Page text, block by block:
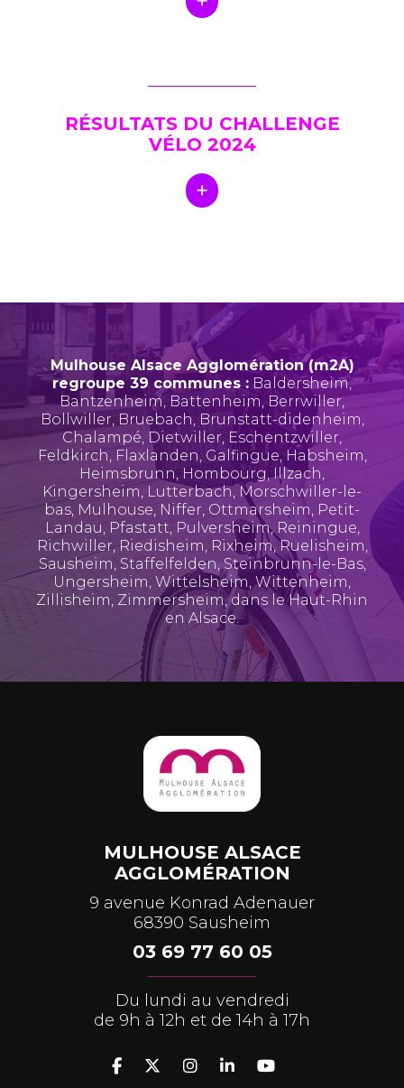
RÉSULTATS DU CHALLENGE
VÉLO 2024
Mulhouse Alsace Agglomération (m2A)
regroupe 39 communes : Baldersheim,
Bantzenheim, Battenheim, Berrwiller,
Bollwiller, Bruebach,Brunstatt-didenheim,
Chalampé, Dietwiller, Eschentzwiller,
Feldkirch, Flaxlanden,Galfingue, Habsheim,
Heimsbrunn, Hombourg,Illzach,
Kingersheim, Lutterbach, Morschwiller-le-
bas, Mulhouse, Niffer, Ottmarsheim, Petit-
Landau, Pfastatt, Pulversheim, Reiningue,
Richwiller, Riedisheim, Rixheim,Ruelisheim,
Sausheim, Staffelfelden, Steinbrunn-le-Bas,
Ungersheim, Wittelsheim,Wittenheim,
Zillisheim, Zimmersheim, dans le Haut-Rhin
en Alsace.
MULHOUSE ALSACE
AGGLOMÉRATION
9 avenue Konrad Adenauer
68390 Sausheim
03 69 77 60 05
Du lundi au vendredi
de 9h à 12h et de 14h à 17h